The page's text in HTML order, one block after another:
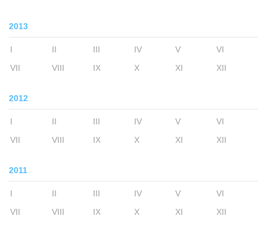
2013
I II III IV V
VI
VII
VIII IX X XI XII
2012
I II III IV V
VI
VII
VIII IX X XI XII
2011
I II III IV V
VI
VII
VIII IX X XI XII